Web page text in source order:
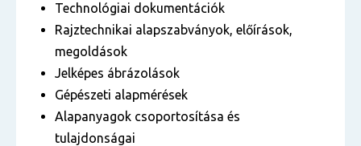
Technológiai dokumentációk
Rajztechnikai alapszabványok, előírások,
megoldások
Jelképes ábrázolások
Gépészeti alapmérések
Alapanyagok csoportosítása és
tulajdonságai